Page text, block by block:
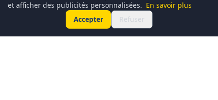
et afficher des publicités personnalisées. En savoir plus
Accepter
Refuser